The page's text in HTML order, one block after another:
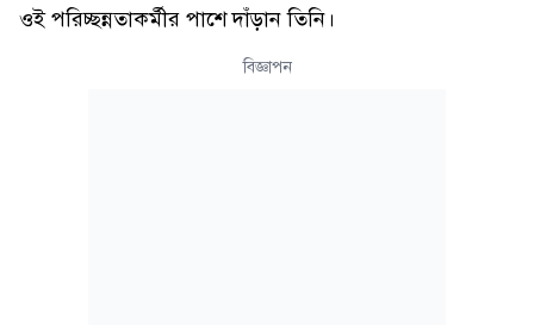
ওই পরিচ্ছন্নতাকর্মীর পাশে দাঁড়ান তিনি।
বিজ্ঞাপন